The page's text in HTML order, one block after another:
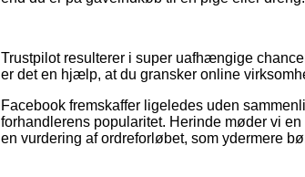
Trustpilot resulterer i super uafhængige
er det en hjælp, at du gransker online
Facebook fremskaffer ligeledes uden
forhandlerens popularitet. Herinde møder vi
en vurdering af ordreforløbet, som ydermere